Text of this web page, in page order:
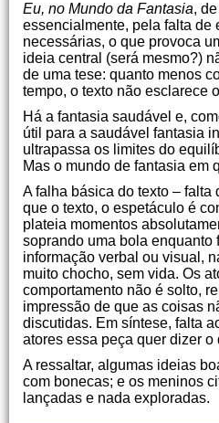
Eu, no Mundo da Fantasia,
essencialmente, pela falta de
necessárias, o que provoca
ideia central (será mesmo?)
de uma tese: quanto menos
tempo, o texto não esclarece
Há a fantasia saudável e,
útil para a saudável fantasia
ultrapassa os limites do
Mas o mundo de fantasia em
A falha básica do texto –
que o texto, o espetáculo é
plateia momentos
soprando uma bola
informação verbal ou visual,
muito chocho, sem vida. Os
comportamento não é solto,
impressão de que as coisas
discutidas. Em síntese, falta
atores essa peça quer dizer
A ressaltar, algumas ideias
com bonecas; e os meninos
lançadas e nada exploradas.